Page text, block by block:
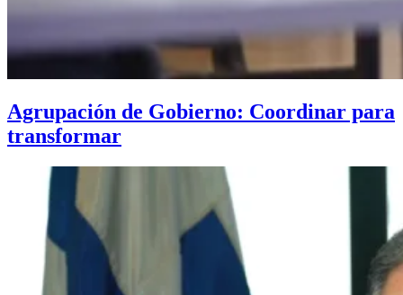
Agrupación de Gobierno: Coordinar para
transformar